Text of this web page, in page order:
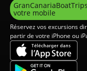
votre mobile
Réservez vos excursions
partir de votre iPhone ou